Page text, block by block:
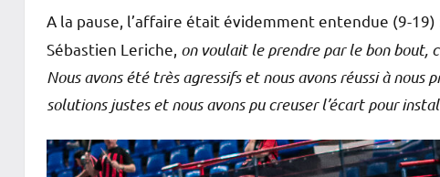
A la pause, l’affaire était évidemment entendue (9-19)
Sébastien Leriche, on voulait le prendre par le bon bout,
Nous avons été très agressifs et nous avons réussi à
solutions justes et nous avons pu creuser l’écart pour